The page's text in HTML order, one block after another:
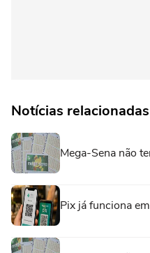
Notícias relacionadas
Mega-Sena não
Pix já funciona